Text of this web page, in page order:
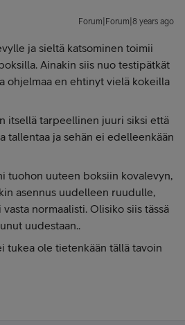
Forum|Forum|8 years ago
ja sieltä katsominen toimii
Ainakin siis nuo testipätkät
ohjelmaa en ehtinyt vielä kokeilla
itsellä tarpeellinen juuri siksi että
tallentaa ja sehän ei edelleenkään
tuohon uuteen boksiin kovalevyn,
asennus uudelleen ruudulle,
normaalisti. Olisiko siis tässä
uudestaan..
tukea ole tietenkään tällä tavoin